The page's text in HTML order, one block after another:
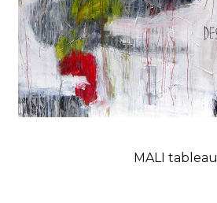
MALI tableau